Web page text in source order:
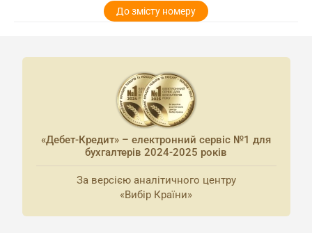
До змісту номеру
«Дебет-Кредит» – електронний сервіс №1 для
бухгалтерів 2024-2025 років
За версією аналітичного центру
«Вибір Країни»